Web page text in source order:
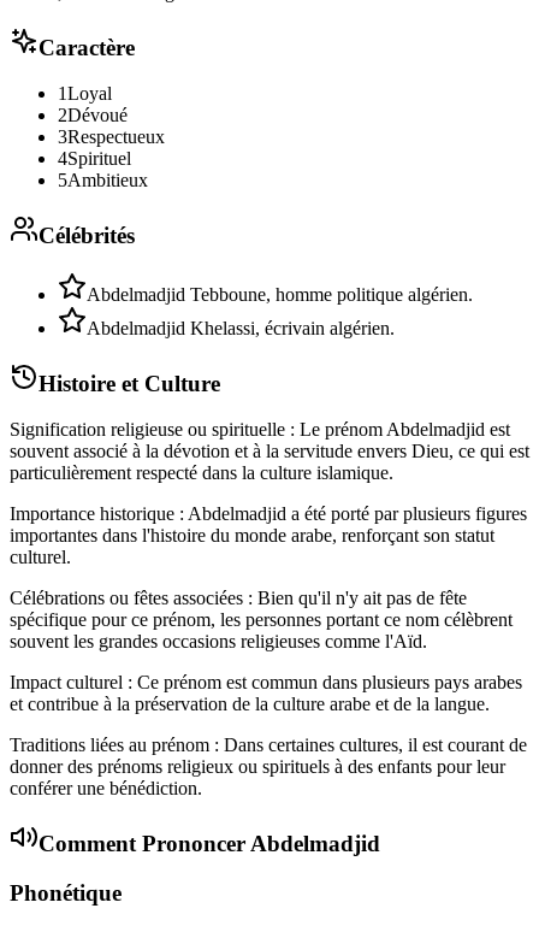
Caractère
1Loyal
2Dévoué
3Respectueux
4Spirituel
5Ambitieux
Célébrités
Abdelmadjid Tebboune, homme politique algérien.
Abdelmadjid Khelassi, écrivain algérien.
Histoire et Culture
Signification religieuse ou spirituelle : Le prénom Abdelmadjid est
souvent associé à la dévotion et à la servitude envers Dieu, ce qui est
particulièrement respecté dans la culture islamique.
Importance historique : Abdelmadjid a été porté par plusieurs figures
importantes dans l'histoire du monde arabe, renforçant son statut
culturel.
Célébrations ou fêtes associées : Bien qu'il n'y ait pas de fête
spécifique pour ce prénom, les personnes portant ce nom célèbrent
souvent les grandes occasions religieuses comme l'Aïd.
Impact culturel : Ce prénom est commun dans plusieurs pays arabes
et contribue à la préservation de la culture arabe et de la langue.
Traditions liées au prénom : Dans certaines cultures, il est courant de
donner des prénoms religieux ou spirituels à des enfants pour leur
conférer une bénédiction.
Comment Prononcer Abdelmadjid
Phonétique